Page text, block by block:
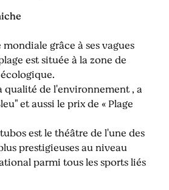
grâce à ses vagues
est située à la zone de
qualité de l'environnement , a
et aussi le prix de « Plage
est le théâtre de l'une des
prestigieuses au niveau
parmi tous les sports liés